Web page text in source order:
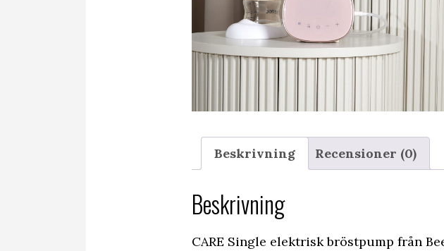
Beskrivning Recensioner (0)
Beskrivning
CARE Single elektrisk bröstpump från